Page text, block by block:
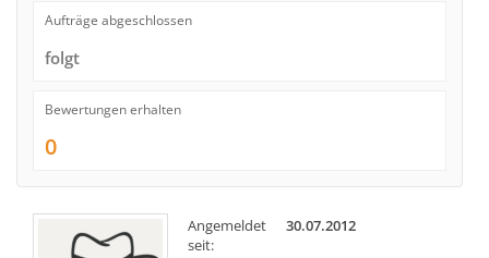
Aufträge abgeschlossen
folgt
Bewertungen erhalten
0
Angemeldet
seit:
30.07.2012